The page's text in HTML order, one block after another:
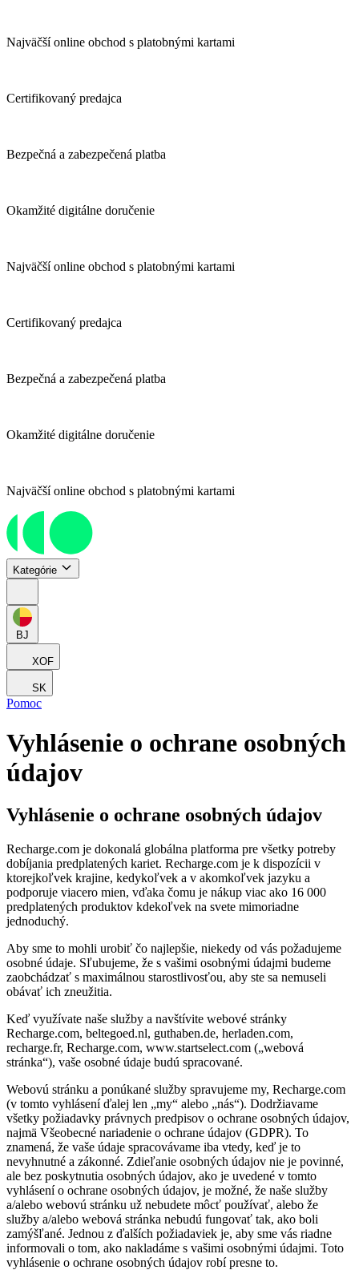
Najväčší online obchod s platobnými kartami
Certifikovaný predajca
Bezpečná a zabezpečená platba
Okamžité digitálne doručenie
Najväčší online obchod s platobnými kartami
Certifikovaný predajca
Bezpečná a zabezpečená platba
Okamžité digitálne doručenie
Najväčší online obchod s platobnými kartami
Kategórie
BJ
XOF
SK
Pomoc
Vyhlásenie o ochrane osobných
údajov
Vyhlásenie o ochrane osobných údajov
Recharge.com je dokonalá globálna platforma pre všetky potreby
dobíjania predplatených kariet. Recharge.com je k dispozícii v
ktorejkoľvek krajine, kedykoľvek a v akomkoľvek jazyku a
podporuje viacero mien, vďaka čomu je nákup viac ako 16 000
predplatených produktov kdekoľvek na svete mimoriadne
jednoduchý.
Aby sme to mohli urobiť čo najlepšie, niekedy od vás požadujeme
osobné údaje. Sľubujeme, že s vašimi osobnými údajmi budeme
zaobchádzať s maximálnou starostlivosťou, aby ste sa nemuseli
obávať ich zneužitia.
Keď využívate naše služby a navštívite webové stránky
Recharge.com, beltegoed.nl, guthaben.de, herladen.com,
recharge.fr, Recharge.com, www.startselect.com („webová
stránka“), vaše osobné údaje budú spracované.
Webovú stránku a ponúkané služby spravujeme my, Recharge.com
(v tomto vyhlásení ďalej len „my“ alebo „nás“). Dodržiavame
všetky požiadavky právnych predpisov o ochrane osobných údajov,
najmä Všeobecné nariadenie o ochrane údajov (GDPR). To
znamená, že vaše údaje spracovávame iba vtedy, keď je to
nevyhnutné a zákonné. Zdieľanie osobných údajov nie je povinné,
ale bez poskytnutia osobných údajov, ako je uvedené v tomto
vyhlásení o ochrane osobných údajov, je možné, že naše služby
a/alebo webovú stránku už nebudete môcť používať, alebo že
služby a/alebo webová stránka nebudú fungovať tak, ako boli
zamýšľané. Jednou z ďalších požiadaviek je, aby sme vás riadne
informovali o tom, ako nakladáme s vašimi osobnými údajmi. Toto
vyhlásenie o ochrane osobných údajov robí presne to.